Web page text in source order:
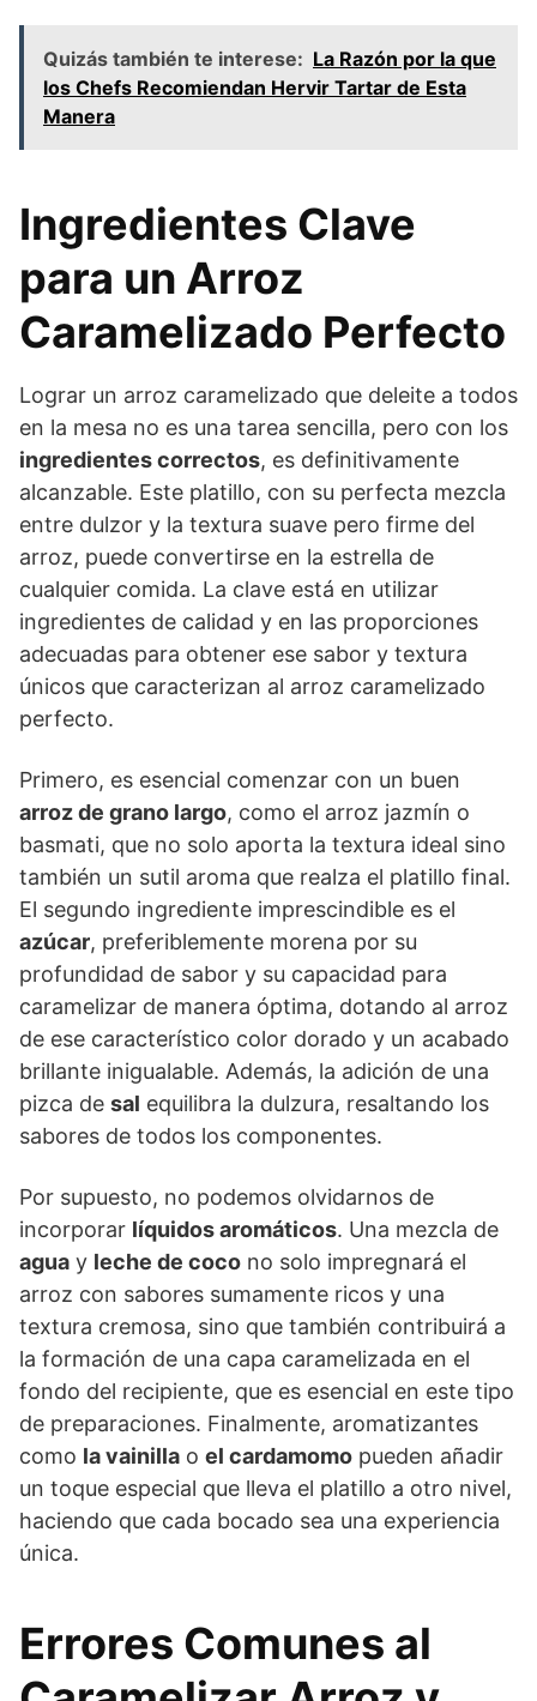
Quizás también te interese: La Razón por la que
los Chefs Recomiendan Hervir Tartar de Esta
Manera
Ingredientes Clave
para un Arroz
Caramelizado Perfecto
Lograr un arroz caramelizado que deleite a todos
en la mesa no es una tarea sencilla, pero con los
ingredientes correctos, es definitivamente
alcanzable. Este platillo, con su perfecta mezcla
entre dulzor y la textura suave pero firme del
arroz, puede convertirse en la estrella de
cualquier comida. La clave está en utilizar
ingredientes de calidad y en las proporciones
adecuadas para obtener ese sabor y textura
únicos que caracterizan al arroz caramelizado
perfecto.
Primero, es esencial comenzar con un buen
arroz de grano largo, como el arroz jazmín o
basmati, que no solo aporta la textura ideal sino
también un sutil aroma que realza el platillo final.
El segundo ingrediente imprescindible es el
azúcar, preferiblemente morena por su
profundidad de sabor y su capacidad para
caramelizar de manera óptima, dotando al arroz
de ese característico color dorado y un acabado
brillante inigualable. Además, la adición de una
pizca de sal equilibra la dulzura, resaltando los
sabores de todos los componentes.
Por supuesto, no podemos olvidarnos de
incorporar líquidos aromáticos. Una mezcla de
agua y leche de coco no solo impregnará el
arroz con sabores sumamente ricos y una
textura cremosa, sino que también contribuirá a
la formación de una capa caramelizada en el
fondo del recipiente, que es esencial en este tipo
de preparaciones. Finalmente, aromatizantes
como la vainilla o el cardamomo pueden añadir
un toque especial que lleva el platillo a otro nivel,
haciendo que cada bocado sea una experiencia
única.
Errores Comunes al